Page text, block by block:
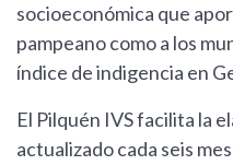
socioeconómica que
pampeano como a los
índice de indigencia en
El Pilquén IVS facilita la
actualizado cada seis